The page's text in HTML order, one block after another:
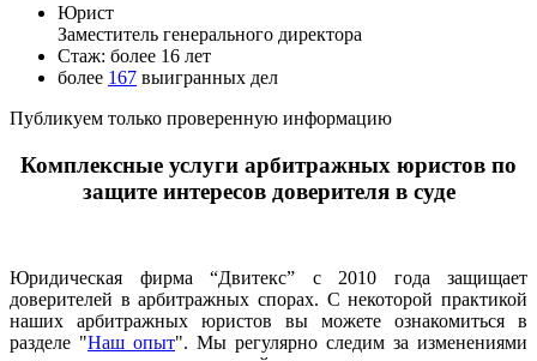
Юрист
Заместитель генерального директора
Стаж: более 16 лет
более 167 выигранных дел
Публикуем только проверенную информацию
Комплексные услуги арбитражных юристов по
защите интересов доверителя в суде
Юридическая фирма “Двитекс” с 2010 года защищает
доверителей в арбитражных спорах. С некоторой практикой
наших арбитражных юристов вы можете ознакомиться в
разделе "Наш опыт". Мы регулярно следим за изменениями